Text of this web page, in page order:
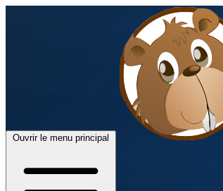
Ouvrir le menu principal